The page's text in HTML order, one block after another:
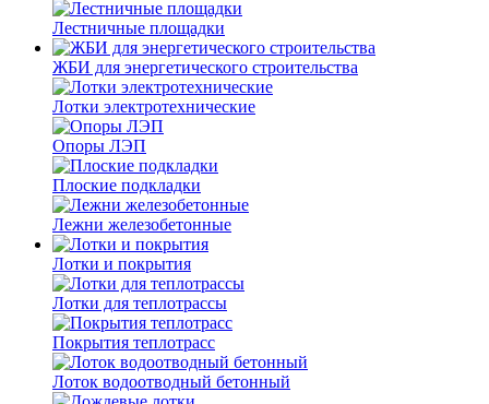
Лестничные площадки
ЖБИ для энергетического строительства
Лотки электротехнические
Опоры ЛЭП
Плоские подкладки
Лежни железобетонные
Лотки и покрытия
Лотки для теплотрассы
Покрытия теплотрасс
Лоток водоотводный бетонный